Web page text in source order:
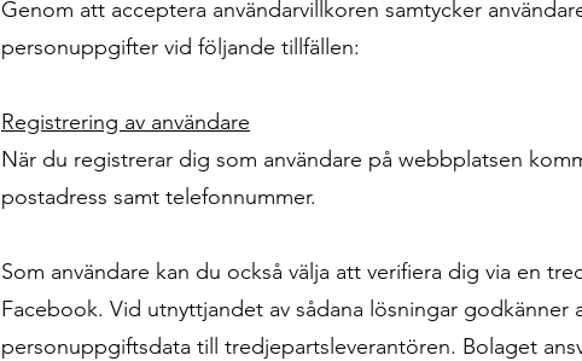
Genom att acceptera användarvillkoren samtycker
personuppgifter vid följande tillfällen:
Registrering av användare
När du registrerar dig som användare på webbplatsen
postadress samt telefonnummer.
Som användare kan du också välja att verifiera dig via en
Facebook. Vid utnyttjandet av sådana lösningar godkänner
personuppgiftsdata till tredjepartsleverantören. Bolaget